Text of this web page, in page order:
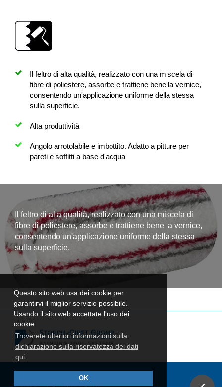
Questo sito web usa dei cookie per
garantirvi il miglior servizio possibile.
Usando il sito web accettate l'uso dei
cookie.
Troverete ulteriori informazioni sulla
dichiarazione sulla riservatezza dei dati
qui.
OK
Il feltro di alta qualità, realizzato con una miscela di
fibre di poliestere, assorbe e trattiene bene la vernice,
consentendo un'applicazione uniforme della stessa
sulla superficie.
Alta produttività
Angolo arrotolabile e imbottito. Adatto a pitture per
pareti e soffitti a base d'acqua
Il feltro di alta qualità, realizzato con una miscela di
fibre di poliestere, assorbe e trattiene bene la vernice,
consentendo un'applicazione uniforme della stessa
sulla superficie.